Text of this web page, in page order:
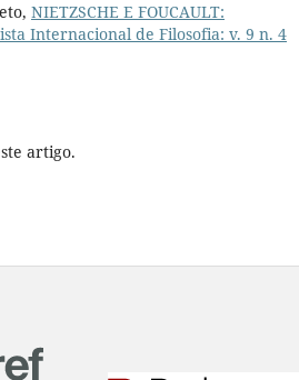
NIETZSCHE E FOUCAULT:
Internacional de Filosofia: v. 9 n. 4
artigo.